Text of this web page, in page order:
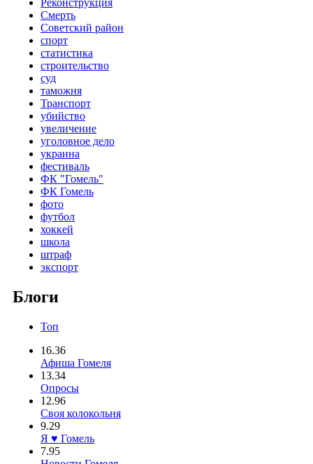
Реконструкция
Смерть
Советский район
спорт
статистика
строительство
суд
таможня
Транспорт
убийство
увеличение
уголовное дело
украина
фестиваль
ФК "Гомель"
ФК Гомель
фото
футбол
хоккей
школа
штраф
экспорт
Блоги
Топ
16.36
Афиша Гомеля
13.34
Опросы
12.96
Своя колокольня
9.29
Я ♥ Гомель
7.95